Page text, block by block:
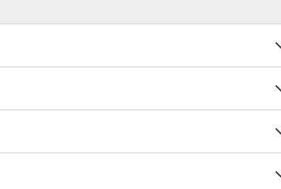
18:30 , 1 Termin
€